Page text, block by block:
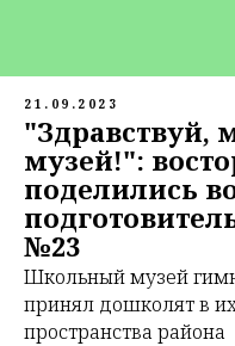
21.09.2023
"Здравствуй,
музей!":
поделились
№23
Школьный музей
принял дошколят в
пространства района